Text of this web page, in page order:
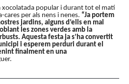
xocolatada popular i durant tot el matí
per als nens i nenes. “Ja portem
jardins, alguns d’ells en mal
les zones verdes amb la
Aquesta festa ja s’ha convertit
i esperem perduri durant el
finalment en una